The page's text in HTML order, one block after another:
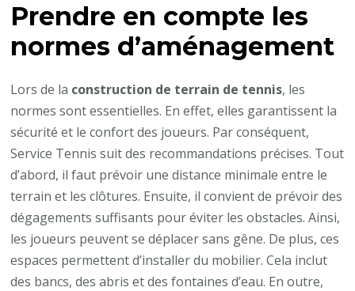
l’espace
autour
du
lors
de
la
construction
de
terrains
de
tennis
?
Prendre en compte les
normes d’aménagement
Lors de la construction de terrain de tennis, les
normes sont essentielles. En effet, elles garantissent la
sécurité et le confort des joueurs. Par conséquent,
Service Tennis suit des recommandations précises. Tout
d’abord, il faut prévoir une distance minimale entre le
terrain et les clôtures. Ensuite, il convient de prévoir des
dégagements suffisants pour éviter les obstacles. Ainsi,
les joueurs peuvent se déplacer sans gêne. De plus, ces
espaces permettent d’installer du mobilier. Cela inclut
des bancs, des abris et des fontaines d’eau. En outre,